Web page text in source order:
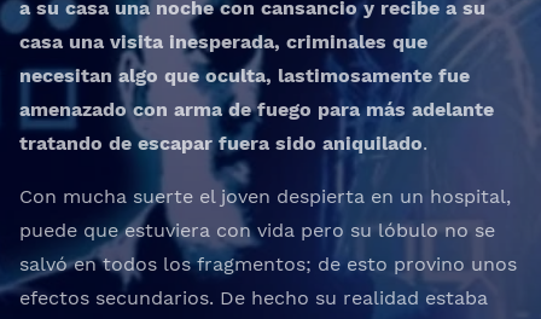
a su casa una noche con cansancio y recibe a su
casa una visita inesperada, criminales que
necesitan algo que oculta, lastimosamente fue
amenazado con arma de fuego para más adelante
tratando de escapar fuera sido aniquilado.
Con mucha suerte el joven despierta en un hospital,
puede que estuviera con vida pero su lóbulo no se
salvó en todos los fragmentos; de esto provino unos
efectos secundarios. De hecho su realidad estaba